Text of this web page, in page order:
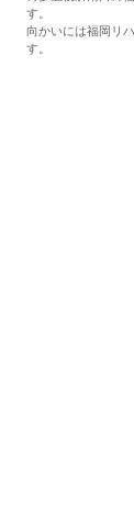
す。
向かいには福岡リ
す。